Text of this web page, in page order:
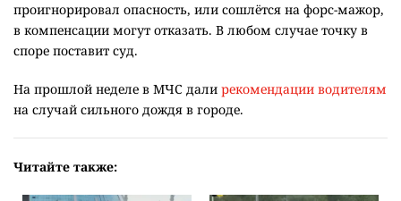
проигнорировал опасность, или сошлётся на форс-мажор,
в компенсации могут отказать. В любом случае точку в
споре поставит суд.
На прошлой неделе в МЧС дали рекомендации водителям
на случай сильного дождя в городе.
Читайте также: